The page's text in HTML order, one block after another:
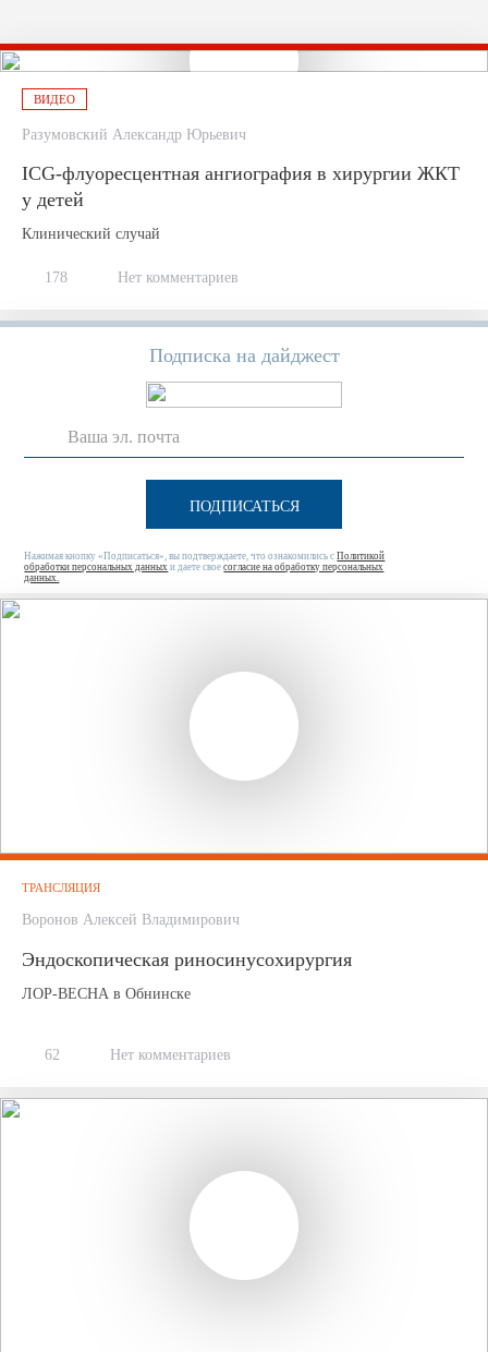
ВИДЕО
Разумовский Александр Юрьевич
ICG-флуоресцентная ангиография в хирургии ЖКТ
у детей
Клинический случай
178 Нет комментариев
Подписка на дайджест
ПОДПИСАТЬСЯ
Нажимая кнопку «Подписаться», вы подтверждаете, что ознакомились сПолитикой
обработки персональных данных и даете своесогласие на обработку персональных
данных.
ТРАНСЛЯЦИЯ
Воронов Алексей Владимирович
Эндоскопическая риносинусохирургия
ЛОР-ВЕСНА в Обнинске
62 Нет комментариев